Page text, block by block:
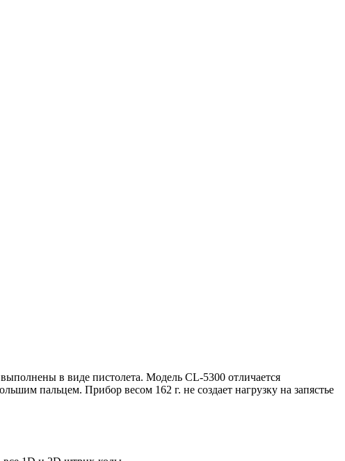
в виде пистолета. Модель CL-5300 отличается
пальцем. Прибор весом 162 г. не создает нагрузку на запястье